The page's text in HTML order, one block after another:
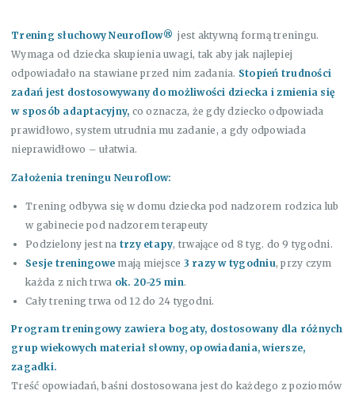
Trening słuchowyNeuroflow® jest aktywną formą treningu.
Wymaga od dziecka skupienia uwagi, tak aby jak najlepiej
odpowiadało na stawiane przed nim zadania. Stopień trudności
zadań jest dostosowywany do możliwości dziecka i zmienia się
w sposób adaptacyjny, co oznacza, że gdy dziecko odpowiada
prawidłowo, system utrudnia mu zadanie, a gdy odpowiada
nieprawidłowo – ułatwia.
Założenia treningu Neuroflow:
Trening odbywa się w domu dziecka pod nadzorem rodzica lub
w gabinecie pod nadzorem terapeuty
Podzielony jest na trzy etapy, trwające od 8 tyg. do 9 tygodni.
Sesje treningowe mają miejsce 3 razy w tygodniu, przy czym
każda z nich trwa ok. 20-25 min.
Cały trening trwa od 12 do 24 tygodni.
Program treningowy zawiera bogaty, dostosowany dla różnych
grup wiekowych materiał słowny, opowiadania, wiersze,
zagadki.
Treść opowiadań, baśni dostosowana jest do każdego z poziomów